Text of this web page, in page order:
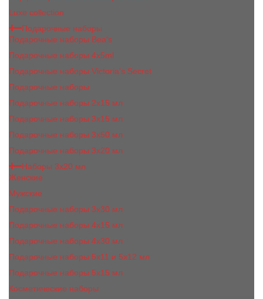
Luxe collection
Подарочные наборы
Подарочные наборы Bea's
Подарочные наборы 4х5ml
Подарочные наборы Victoria's Secret
Подарочные наборы
Подарочные наборы 2x15 мл
Подарочные наборы 3х15 мл
Подарочные наборы 3x50 мл
Подарочные наборы 3x20 мл
Наборы 3х20 мл
Женские
Мужские
Подарочные наборы 3х30 мл
Подарочные наборы 4x15 мл
Подарочные наборы 4x30 мл
Подарочные наборы 5x11 и 5х12 мл
Подарочные наборы 5x15 мл
Косметические наборы